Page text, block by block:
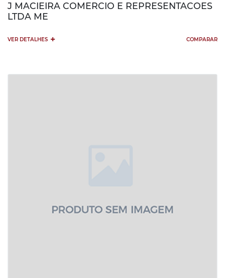
J MACIEIRA COMERCIO E REPRESENTACOES
LTDA ME
VER DETALHES + COMPARAR